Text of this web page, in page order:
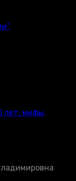
лет: мифы,